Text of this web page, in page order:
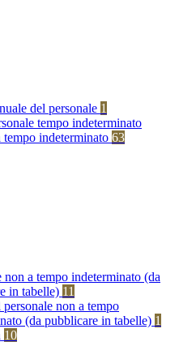
del personale 1
tempo indeterminato
tempo indeterminato 63
non a tempo indeterminato (da
in tabelle) 11
non a tempo
(da pubblicare in tabelle) 1
10